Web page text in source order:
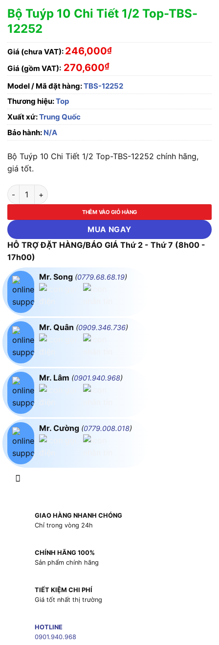
Bộ Tuýp 10 Chi Tiết 1/2 Top-TBS-
12252
Giá (chưa VAT): 246,000₫
Giá (gồm VAT): 270,600₫
Model / Mã đặt hàng:TBS-12252
Thương hiệu:Top
Xuất xứ:Trung Quốc
Bảo hành: N/A
Bộ Tuýp 10 Chi Tiết 1/2 Top-TBS-12252 chính hãng,
giá tốt.
Bộ Tuýp 10 Chi Tiết 1/2 Top-TBS-12252 số lượng
THÊM VÀO GIỎ HÀNG
MUA NGAY
HỖ TRỢ ĐẶT HÀNG/BÁO GIÁ Thứ 2 - Thứ 7 (8h00 -
17h00)
Mr. Song (0779.68.68.19)
Mr. Quân (0909.346.736)
Mr. Lâm (0901.940.968)
Mr. Cường (0779.008.018)
GIAO HÀNG NHANH CHÓNG
Chỉ trong vòng 24h
CHÍNH HÃNG 100%
Sản phẩm chính hãng
TIẾT KIỆM CHI PHÍ
Giá tốt nhất thị trường
HOTLINE
0901.940.968